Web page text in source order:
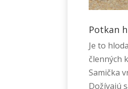
Potkan
Je to
členných
Samička
Dožívajú